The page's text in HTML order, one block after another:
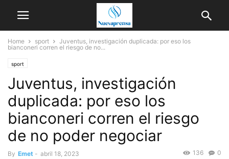
Home sport
Juventus, investigación duplicada: por eso los
bianconeri corren el riesgo de no...
sport
Juventus, investigación
duplicada: por eso los
bianconeri corren el riesgo
de no poder negociar
By Emet - abril 18, 2023 0
136